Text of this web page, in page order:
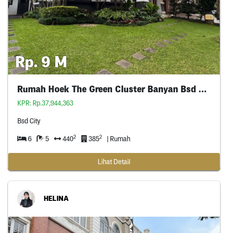
Rp. 9 M
Rumah Hoek The Green Cluster Banyan Bsd City
KPR: Rp.37,944,363
Bsd City
6 5 4402 3852 | Rumah
Lihat Detail
HELINA